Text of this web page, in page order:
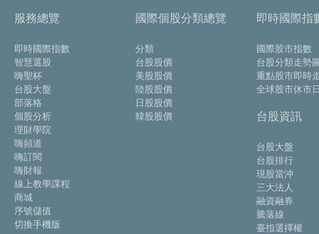
服務總覽
即時國際指數
智慧選股
嗨聖杯
台股大盤
部落格
個股分析
理財學院
嗨頻道
嗨訂閱
嗨財報
線上教學課程
商城
序號儲值
切換手機版
國際個股分類總覽
分類
台股股價
美股股價
陸股股價
日股股價
韓股股價
即時國際指
國際股市指數
台股分類走勢
重點股市即時
全球股市休市
台股資訊
台股大盤
台股排行
現股當沖
三大法人
融資融券
騰落線
臺指選擇權